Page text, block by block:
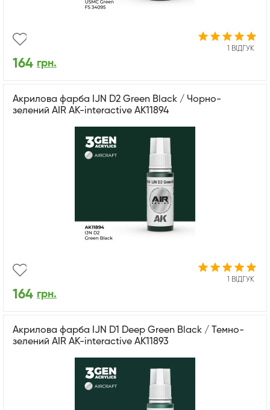
1 ВІДГУК
164 грн.
Акрилова фарба IJN D2 Green Black / Чорно-
зелений AIR АК-interactive AK11894
1 ВІДГУК
164 грн.
Акрилова фарба IJN D1 Deep Green Black / Темно-
зелений AIR АК-interactive AK11893